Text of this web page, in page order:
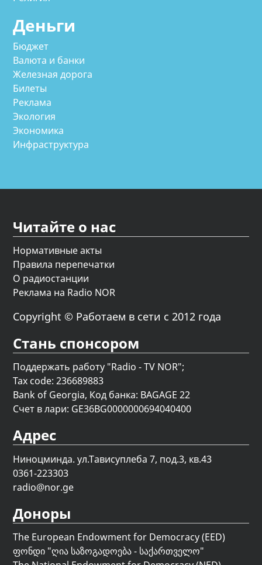
Деньги
Бюджет
Валюта и банки
Железная дорога
Билеты
Реклама
Экология
Экономика
Инфраструктура
Читайте о нас
Нормативные акты
Правила перепечатки
О радиостанции
Реклама на Radio NOR
Copyright © Работаем в сети с 2012 года
Стань спонсором
Поддержать работу "Radio - TV NOR";
Tax code: 236689883
Bank of Georgia, Код банка: BAGAGE 22
Счет в лари: GE36BG0000000694040400
Адрес
Ниноцминда. ул.Тависуплеба 7, под.3, кв.43
0361-223303
radio@nor.ge
Доноры
The European Endowment for Democracy (EED)
ფონდი "ღია საზოგადოება - საქართველო"